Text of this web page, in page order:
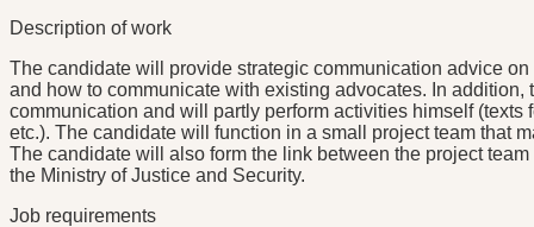
Description of work
The candidate will provide strategic communication advice
and how to communicate with existing advocates. In
communication and will partly perform activities himself (texts
etc.). The candidate will function in a small project team that
The candidate will also form the link between the project
the Ministry of Justice and Security.
Job requirements